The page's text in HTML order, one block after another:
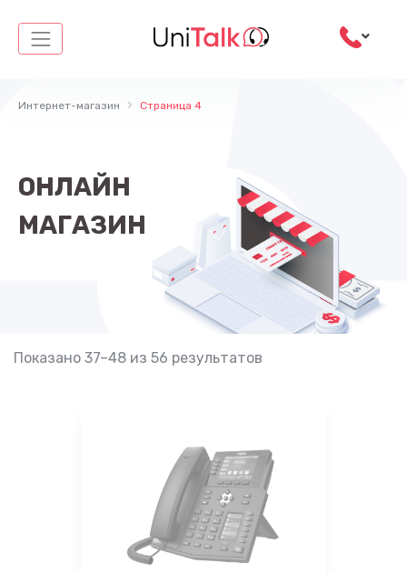
содержимому
Интернет-магазин Страница 4
ОНЛАЙН
МАГАЗИН
Показано 37–48 из 56 результатов